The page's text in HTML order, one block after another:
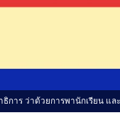
ธิการ ว่าด้วยการพานักเรียน แ